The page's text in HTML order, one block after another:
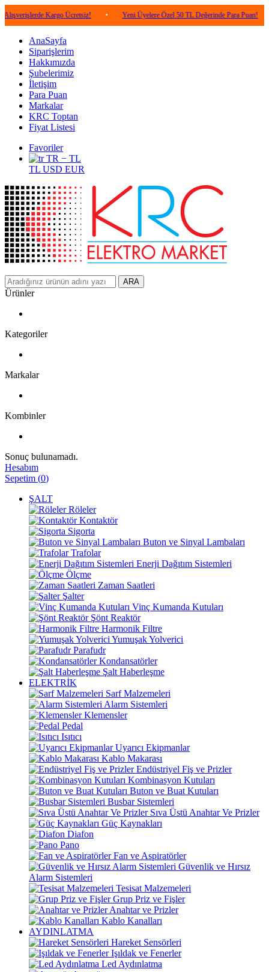
Kargo Ücretsiz! • Yeni Üyelere Özel 50 TL Değerinde Para Puan! •
AnaSayfa
Siparişlerim
Hakkımızda
Şubelerimiz
İletişim
Para Puan
Markalar
KRC Toptan
Fiyat Listesi
Favoriler
TR − TL
TL USD EUR
ARA
Ürünler
Kategoriler
Markalar
Kombinler
Sonuç bulunamadı.
Hesabım
Sepetim (0)
ŞALT
Röleler
Kontaktör
Sigorta
Buton ve Sinyal Lambaları
Trafolar
Enerji Dağıtım Sistemleri
Ölçme
Zaman Saatleri
Şalter
Vinç Kumanda Kutuları
Şönt Reaktör
Harmonik Filtre
Yumuşak Yolverici
Parafudr
Kondansatörler
Şalt Haberleşme
ELEKTRİK
Sarf Malzemeleri
Alarm Sistemleri
Klemensler
Pedal
Isıtıcı
Uyarıcı Ekipmanlar
Kablo Makarası
Endüstriyel Fiş ve Prizler
Kombinasyon Kutuları
Buton ve Buat Kutuları
Busbar Sistemleri
Sıva Üstü Anahtar Ve Prizler
Güç Kaynakları
Diafon
Pano
Fan ve Aspiratörler
Güvenlik ve Hırsız
Alarm Sistemleri
Tesisat Malzemeleri
Grup Priz ve Fişler
Anahtar ve Prizler
Kablo Kanalları
AYDINLATMA
Hareket Sensörleri
Işıldak ve Fenerler
Led Aydınlatma